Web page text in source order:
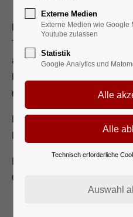
Die Mensa versorgt alle
Tagen in der Woche mit
anderen Schüler*innen
Kantinenbetreiber ein
mit kleinen Snacks.
Das Mittagessen ist für die
Land Berlin kostenfrei.
Informationen unseres
GmbH.
Externe Medien
Externe Medien wie Google
Youtube zulassen
Statistik
Google Analytics und
Technisch erforderliche